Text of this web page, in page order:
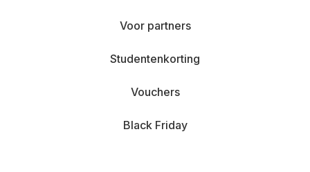
Voor partners
Studentenkorting
Vouchers
Black Friday